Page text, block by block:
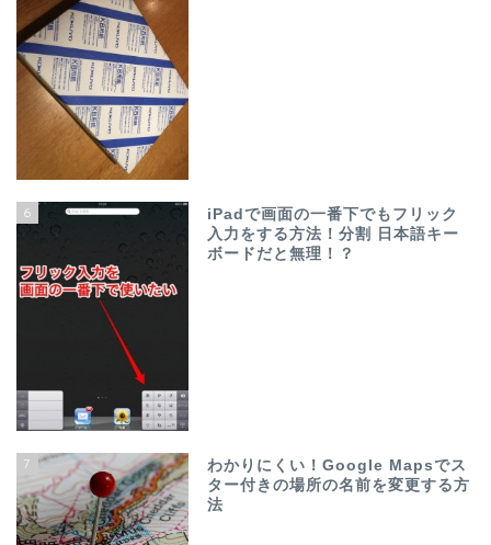
6
iPadで画面の一番下でもフリック
入力をする方法！分割 日本語キー
ボードだと無理！？
7
わかりにくい！Google Mapsでス
ター付きの場所の名前を変更する方
法